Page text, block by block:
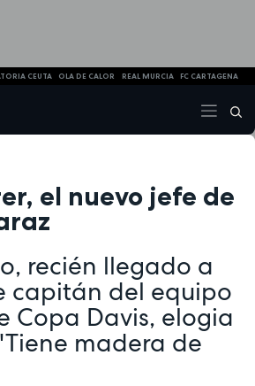
CEUTA OLA DE CALOR REAL MURCIA FC CARTAGENA
el nuevo jefe de
recién llegado a
capitán del equipo
Copa Davis, elogia
madera de